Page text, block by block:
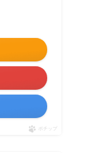
ポチップ